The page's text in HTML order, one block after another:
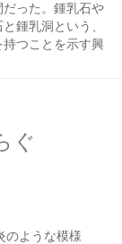
った。鍾乳石や
鍾乳洞という、
つことを示す興
ぐ
のような模様